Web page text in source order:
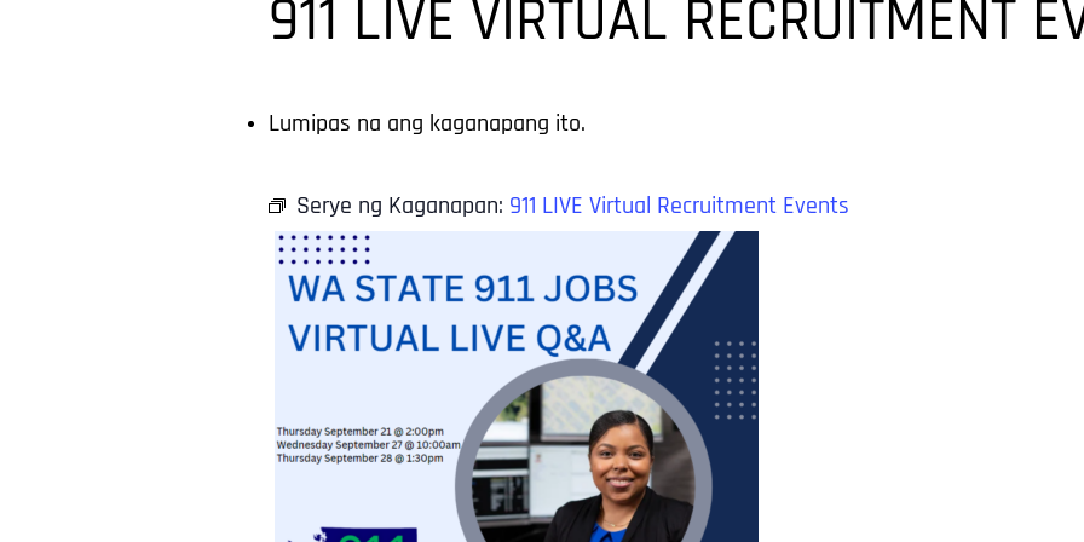
911 LIVE VIRTUAL RECRUITMENT
Lumipas na ang kaganapang ito.
Serye ng Kaganapan: 911 LIVE Virtual Recruitment Events